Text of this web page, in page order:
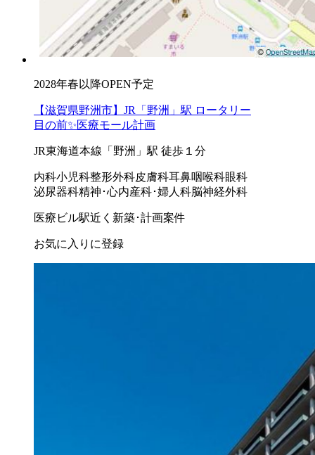
2028年春以降OPEN予定
【滋賀県野洲市】JR「野洲」駅 ロータリー
目の前✨医療モール計画
JR東海道本線「野洲」駅 徒歩１分
内科小児科整形外科皮膚科耳鼻咽喉科眼科
泌尿器科精神･心内産科･婦人科脳神経外科
医療ビル駅近く 新築･計画案件
お気に入りに登録